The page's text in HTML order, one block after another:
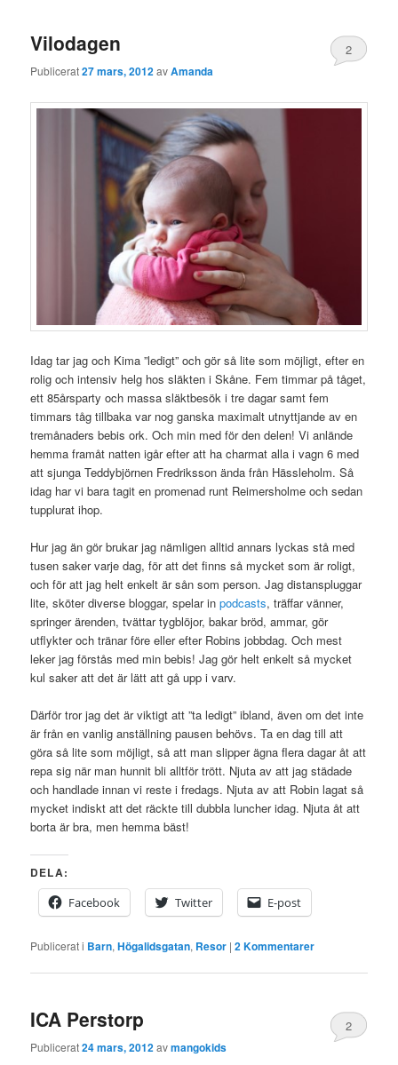
Vilodagen
Publicerat27 mars, 2012avAmanda
2
Idag tar jag och Kima ”ledigt” och gör så lite som möjligt, efter en
rolig och intensiv helg hos släkten i Skåne. Fem timmar på tåget,
ett 85årsparty och massa släktbesök i tre dagar samt fem
timmars tåg tillbaka var nog ganska maximalt utnyttjande av en
tremånaders bebis ork. Och min med för den delen! Vi anlände
hemma framåt natten igår efter att ha charmat alla i vagn 6 med
att sjunga Teddybjörnen Fredriksson ända från Hässleholm. Så
idag har vi bara tagit en promenad runt Reimersholme och sedan
tupplurat ihop.
Hur jag än gör brukar jag nämligen alltid annars lyckas stå med
tusen saker varje dag, för att det finns så mycket som är roligt,
och för att jag helt enkelt är sån som person. Jag distanspluggar
lite, sköter diverse bloggar, spelar inpodcasts, träffar vänner,
springer ärenden, tvättar tygblöjor, bakar bröd, ammar, gör
utflykter och tränar före eller efter Robins jobbdag. Och mest
leker jag förstås med min bebis! Jag gör helt enkelt så mycket
kul saker att det är lätt att gå upp i varv.
Därför tror jag det är viktigt att ”ta ledigt” ibland, även om det inte
är från en vanlig anställning pausen behövs. Ta en dag till att
göra så lite som möjligt, så att man slipper ägna flera dagar åt att
repa sig när man hunnit bli alltför trött. Njuta av att jag städade
och handlade innan vi reste i fredags. Njuta av att Robin lagat så
mycket indiskt att det räckte till dubbla luncher idag. Njuta åt att
borta är bra, men hemma bäst!
DELA:
Facebook
Twitter E-post
Publicerat i Barn,Högalidsgatan, Resor |2Kommentarer
ICA Perstorp
Publicerat24 mars, 2012avmangokids
2